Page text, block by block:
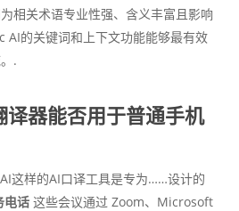
相关术语专业性强、含义丰富且影响
AI的关键词和上下文功能能够最有效
.
译器能否用于普通手机
这样的AI口译工具是专为……设计的
电话这些会议通过 Zoom、Microsoft